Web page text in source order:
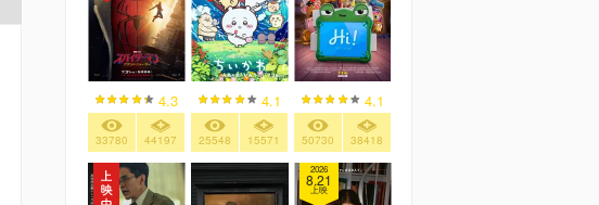
4.3
33780 44197
4.1
25548 15571
4.1
50730 38418
2026
8.21
上映